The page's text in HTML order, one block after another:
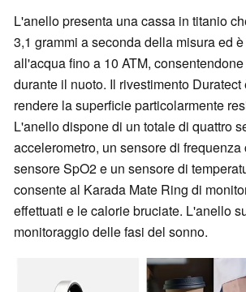
L'anello presenta una cassa in titanio
3,1 grammi a seconda della misura ed
all'acqua fino a 10 ATM,
durante il nuoto. Il rivestimento Duratect
rendere la superficie particolarmente
L'anello dispone di un totale di quattro
accelerometro, un sensore di frequenza
sensore SpO2 e un sensore di
consente al Karada Mate Ring di
effettuati e le calorie bruciate. L'anello
monitoraggio delle fasi del sonno.